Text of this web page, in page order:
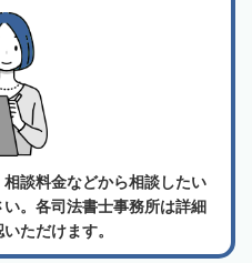
談料金などから相談したい
。各司法書士事務所は詳細
ただけます。